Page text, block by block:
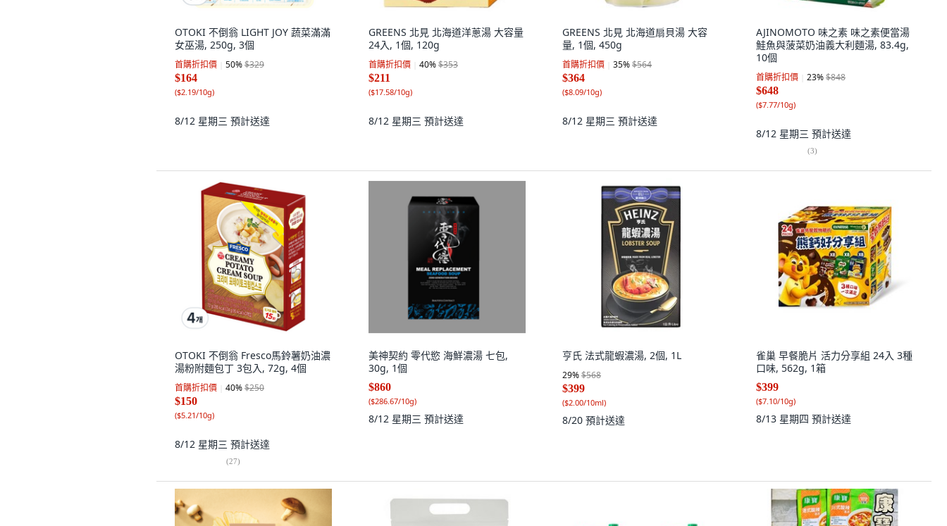
OTOKI 不倒翁 LIGHT JOY 蔬菜滿滿
女巫湯, 250g, 3個
首購折扣價 50%$329
$164
($2.19/10g)
8/12 星期三 預計送達
GREENS 北見 北海道洋蔥湯 大容量
24入, 1個, 120g
首購折扣價 40%$353
$211
($17.58/10g)
8/12 星期三 預計送達
GREENS 北見 北海道扇貝湯 大容
量, 1個, 450g
首購折扣價 35%$564
$364
($8.09/10g)
8/12 星期三 預計送達
AJINOMOTO 味之素 味之素便當湯
鮭魚與菠菜奶油義大利麵湯, 83.4g,
10個
首購折扣價 23%$848
$648
($7.77/10g)
8/12 星期三 預計送達
(3)
OTOKI 不倒翁 Fresco馬鈴薯奶油濃
湯粉附麵包丁 3包入, 72g, 4個
首購折扣價 40%$250
$150
($5.21/10g)
8/12 星期三 預計送達
(27)
美神契約 零代慾 海鮮濃湯 七包,
30g, 1個
$860
($286.67/10g)
8/12 星期三 預計送達
亨氏 法式龍蝦濃湯, 2個, 1L
29%$568
$399
($2.00/10ml)
8/20 預計送達
雀巢 早餐脆片 活力分享組 24入 3種
口味, 562g, 1箱
$399
($7.10/10g)
8/13 星期四 預計送達